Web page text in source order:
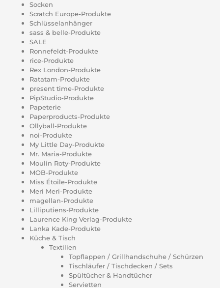
Socken
Scratch Europe-Produkte
Schlüsselanhänger
sass & belle-Produkte
SALE
Ronnefeldt-Produkte
rice-Produkte
Rex London-Produkte
Ratatam-Produkte
present time-Produkte
PipStudio-Produkte
Papeterie
Paperproducts-Produkte
Ollyball-Produkte
noi-Produkte
My Little Day-Produkte
Mr. Maria-Produkte
Moulin Roty-Produkte
MOB-Produkte
Miss Étoile-Produkte
Meri Meri-Produkte
magellan-Produkte
Lilliputiens-Produkte
Laurence King Verlag-Produkte
Lanka Kade-Produkte
Küche & Tisch
Textilien
Topflappen / Grillhandschuhe / Schürzen
Tischläufer / Tischdecken / Sets
Spültücher & Handtücher
Servietten